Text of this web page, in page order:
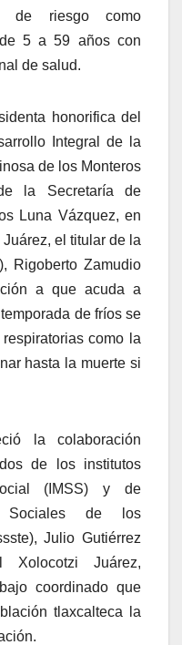
de riesgo como
de 5 a 59 años con
de salud.
honorifica del
Integral de la
de los Monteros
la Secretaría de
Luna Vázquez, en
el titular de la
Rigoberto Zamudio
a que acuda a
de fríos se
como la
hasta la muerte si
la colaboración
de los institutos
(IMSS) y de
Sociales de los
Julio Gutiérrez
Xolocotzi Juárez,
coordinado que
tlaxcalteca la